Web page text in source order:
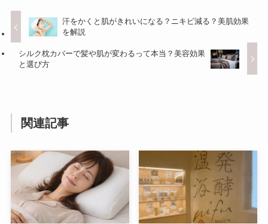
汗をかくと肌がきれいになる？ニキビ減る？美肌効果
を解説
シルク枕カバーで髪や肌が変わるって本当？美容効果
と選び方
関連記事